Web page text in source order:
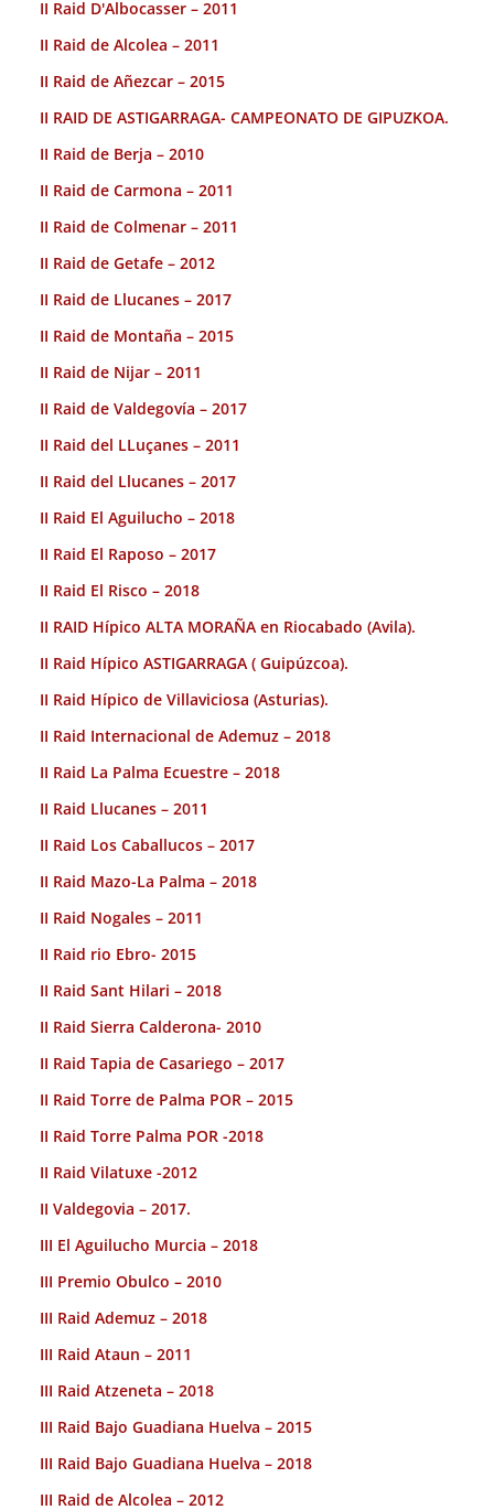
II Raid D'Albocasser – 2011
II Raid de Alcolea – 2011
II Raid de Añezcar – 2015
II RAID DE ASTIGARRAGA- CAMPEONATO DE GIPUZKOA.
II Raid de Berja – 2010
II Raid de Carmona – 2011
II Raid de Colmenar – 2011
II Raid de Getafe – 2012
II Raid de Llucanes – 2017
II Raid de Montaña – 2015
II Raid de Nijar – 2011
II Raid de Valdegovía – 2017
II Raid del LLuçanes – 2011
II Raid del Llucanes – 2017
II Raid El Aguilucho – 2018
II Raid El Raposo – 2017
II Raid El Risco – 2018
II RAID Hípico ALTA MORAÑA en Riocabado (Avila).
II Raid Hípico ASTIGARRAGA ( Guipúzcoa).
II Raid Hípico de Villaviciosa (Asturias).
II Raid Internacional de Ademuz – 2018
II Raid La Palma Ecuestre – 2018
II Raid Llucanes – 2011
II Raid Los Caballucos – 2017
II Raid Mazo-La Palma – 2018
II Raid Nogales – 2011
II Raid rio Ebro- 2015
II Raid Sant Hilari – 2018
II Raid Sierra Calderona- 2010
II Raid Tapia de Casariego – 2017
II Raid Torre de Palma POR – 2015
II Raid Torre Palma POR -2018
II Raid Vilatuxe -2012
II Valdegovia – 2017.
III El Aguilucho Murcia – 2018
III Premio Obulco – 2010
III Raid Ademuz – 2018
III Raid Ataun – 2011
III Raid Atzeneta – 2018
III Raid Bajo Guadiana Huelva – 2015
III Raid Bajo Guadiana Huelva – 2018
III Raid de Alcolea – 2012